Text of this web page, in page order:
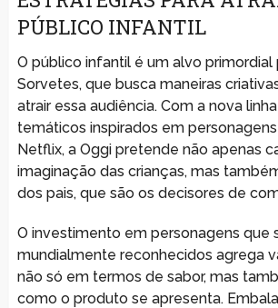
PÚBLICO INFANTIL
O público infantil é um alvo primordial
Sorvetes, que busca maneiras
atrair essa audiência. Com a nova
temáticos inspirados em
Netflix, a Oggi pretende não apenas
imaginação das crianças, mas
dos pais, que são os decisores de
O investimento em personagens que
mundialmente reconhecidos agrega
não só em termos de sabor, mas
como o produto se apresenta.